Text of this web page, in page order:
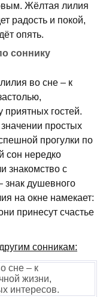
Жёлтая лилия
радость и покой,
опять.
соннику
во сне – к
приятных гостей.
простых
прогулки по
сон нередко
знакомство с
душевного
на окне намекает:
принесут счастье
сонникам:
сне – к
жизни,
интересов.